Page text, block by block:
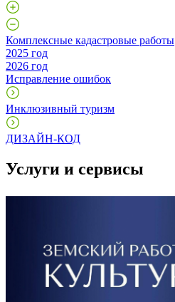
Комплексные кадастровые работы
2025 год
2026 год
Исправление ошибок
Инклюзивный туризм
ДИЗАЙН-КОД
Услуги и сервисы